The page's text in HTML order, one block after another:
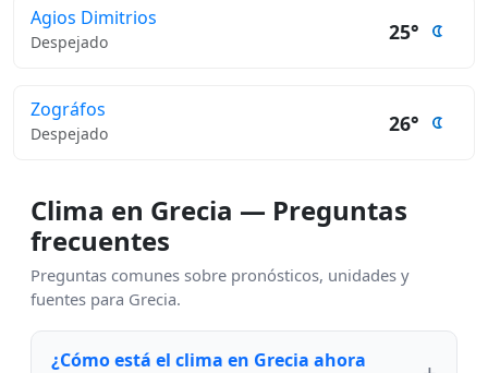
Agios Dimitrios
Despejado 25°
Zográfos
Despejado 26°
Clima en Grecia — Preguntas
frecuentes
Preguntas comunes sobre pronósticos, unidades y
fuentes para Grecia.
¿Cómo está el clima en Grecia ahora